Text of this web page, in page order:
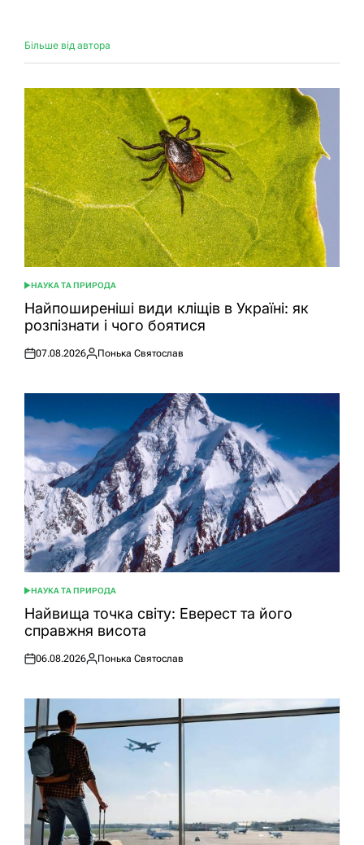
Більше від автора
ОПУБЛІКУВАТИ
У
НАУКА ТА ПРИРОДА
Найпоширеніші види кліщів в Україні: як
розпізнати і чого боятися
Оприлюднено
07.08.2026
Опубліковано
Понька Святослав
ОПУБЛІКУВАТИ
У
НАУКА ТА ПРИРОДА
Найвища точка світу: Еверест та його
справжня висота
Оприлюднено
06.08.2026
Опубліковано
Понька Святослав